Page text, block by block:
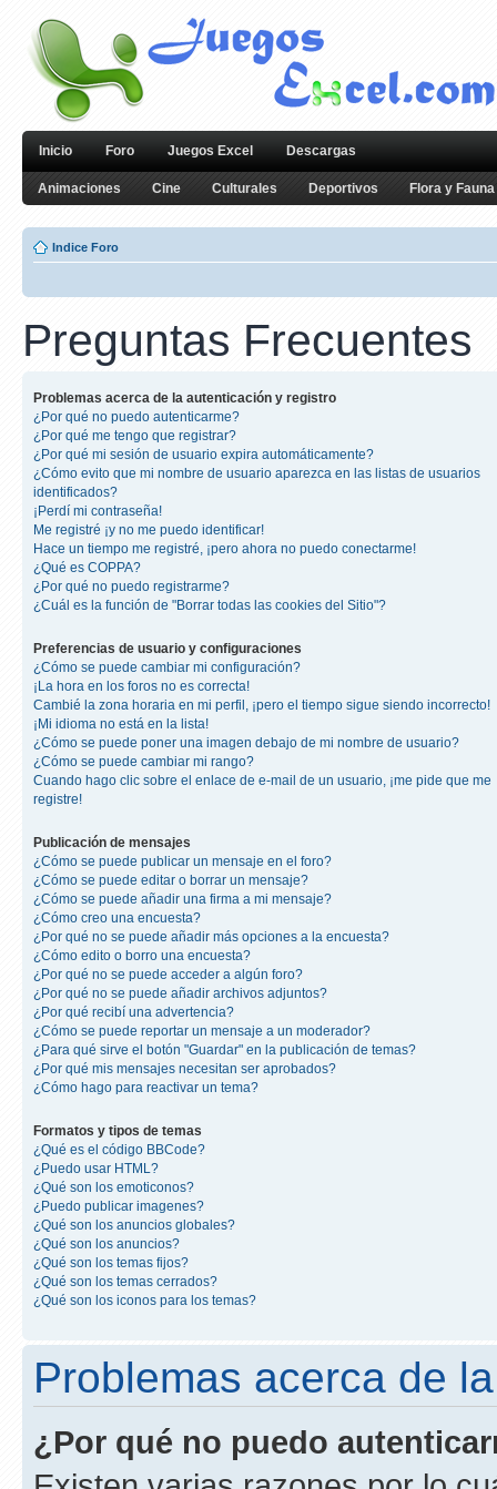
Inicio Foro Juegos Excel Descargas
Animaciones Cine Culturales Deportivos Flora y Fauna
Indice Foro
Preguntas Frecuentes
Problemas acerca de la autenticación y registro
¿Por qué no puedo autenticarme?
¿Por qué me tengo que registrar?
¿Por qué mi sesión de usuario expira automáticamente?
¿Cómo evito que mi nombre de usuario aparezca en las listas de usuarios
identificados?
¡Perdí mi contraseña!
Me registré ¡y no me puedo identificar!
Hace un tiempo me registré, ¡pero ahora no puedo conectarme!
¿Qué es COPPA?
¿Por qué no puedo registrarme?
¿Cuál es la función de "Borrar todas las cookies del Sitio"?
Preferencias de usuario y configuraciones
¿Cómo se puede cambiar mi configuración?
¡La hora en los foros no es correcta!
Cambié la zona horaria en mi perfil, ¡pero el tiempo sigue siendo incorrecto!
¡Mi idioma no está en la lista!
¿Cómo se puede poner una imagen debajo de mi nombre de usuario?
¿Cómo se puede cambiar mi rango?
Cuando hago clic sobre el enlace de e-mail de un usuario, ¡me pide que me
registre!
Publicación de mensajes
¿Cómo se puede publicar un mensaje en el foro?
¿Cómo se puede editar o borrar un mensaje?
¿Cómo se puede añadir una firma a mi mensaje?
¿Cómo creo una encuesta?
¿Por qué no se puede añadir más opciones a la encuesta?
¿Cómo edito o borro una encuesta?
¿Por qué no se puede acceder a algún foro?
¿Por qué no se puede añadir archivos adjuntos?
¿Por qué recibí una advertencia?
¿Cómo se puede reportar un mensaje a un moderador?
¿Para qué sirve el botón "Guardar" en la publicación de temas?
¿Por qué mis mensajes necesitan ser aprobados?
¿Cómo hago para reactivar un tema?
Formatos y tipos de temas
¿Qué es el código BBCode?
¿Puedo usar HTML?
¿Qué son los emoticonos?
¿Puedo publicar imagenes?
¿Qué son los anuncios globales?
¿Qué son los anuncios?
¿Qué son los temas fijos?
¿Qué son los temas cerrados?
¿Qué son los iconos para los temas?
Problemas acerca de
¿Por qué no puedo